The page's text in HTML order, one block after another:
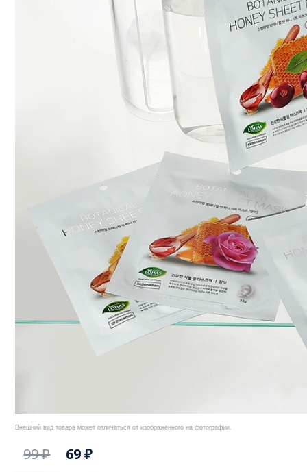
Внешний вид товара может отличаться от изображенного на фотографии.
99 ₽ 69 ₽